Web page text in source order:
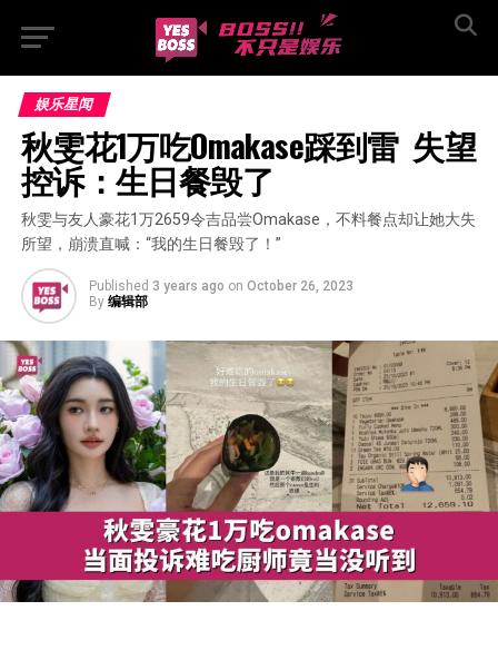
娱乐星闻
秋雯花1万吃Omakase踩到雷  失望
控诉：生日餐毁了
秋雯与友人豪花1万2659令吉品尝Omakase，不料餐点却让她大失
所望，崩溃直喊：“我的生日餐毁了！”
Published 3 years ago on October 26, 2023
By 编辑部